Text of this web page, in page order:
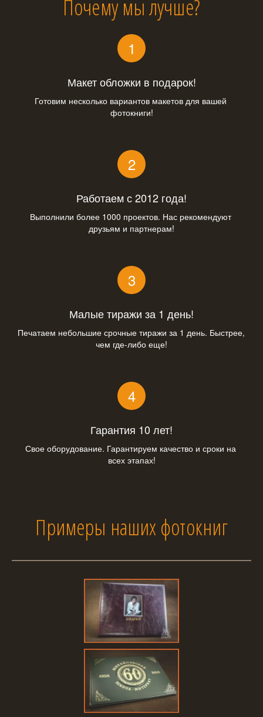
Почему мы лучше?
Макет обложки в подарок!
Готовим несколько вариантов макетов для вашей
фотокниги!
Работаем с 2012 года!
Выполнили более 1000 проектов. Нас рекомендуют
друзьям и партнерам!
Малые тиражи за 1 день!
Печатаем небольшие срочные тиражи за 1 день. Быстрее,
чем где-либо еще!
Гарантия 10 лет!
Свое оборудование. Гарантируем качество и сроки на
всех этапах!
Примеры наших фотокниг